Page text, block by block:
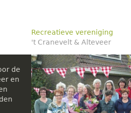
Recreatieve vereniging
't Cranevelt & Alteveer
de
en